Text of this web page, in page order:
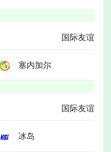
国际友谊
塞内加尔
国际友谊
冰岛